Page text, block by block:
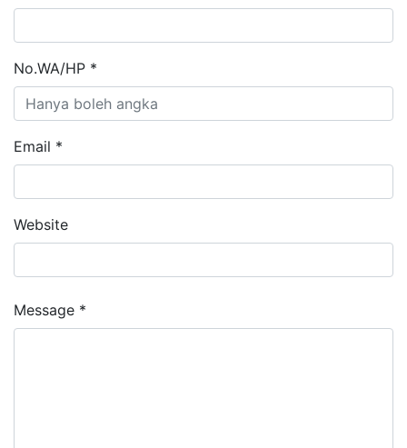
No.WA/HP *
Email *
Website
Message *